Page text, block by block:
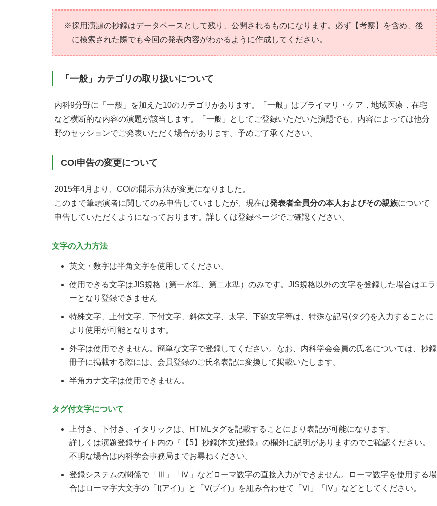
※採用演題の抄録はデータベースとして残り、公開されるものになります。必ず【考察】を含め、後
に検索された際でも今回の発表内容がわかるように作成してください。
「一般」カテゴリの取り扱いについて
内科9分野に「一般」を加えた10のカテゴリがあります。「一般」はプライマリ・ケア，地域医療，在宅
など横断的な内容の演題が該当します。「一般」としてご登録いただいた演題でも、内容によっては他分
野のセッションでご発表いただく場合があります。予めご了承ください。
COI申告の変更について
2015年4月より、COIの開示方法が変更になりました。
このまで筆頭演者に関してのみ申告していましたが、現在は発表者全員分の本人およびその親族について
申告していただくようになっております。詳しくは登録ページでご確認ください。
文字の入力方法
英文・数字は半角文字を使用してください。
使用できる文字はJIS規格（第一水準、第二水準）のみです。JIS規格以外の文字を登録した場合はエラ
ーとなり登録できません
特殊文字、上付文字、下付文字、斜体文字、太字、下線文字等は、特殊な記号(タグ)を入力することに
より使用が可能となります。
外字は使用できません。簡単な文字で登録してください。なお、内科学会会員の氏名については、抄録
冊子に掲載する際には、会員登録のご氏名表記に変換して掲載いたします。
半角カナ文字は使用できません。
タグ付文字について
上付き、下付き、イタリックは、HTMLタグを記載することにより表記が可能になります。
詳しくは演題登録サイト内の『【5】抄録(本文)登録』の欄外に説明がありますのでご確認ください。
不明な場合は内科学会事務局までお尋ねください。
登録システムの関係で「Ⅲ」「Ⅳ」などローマ数字の直接入力ができません。ローマ数字を使用する場
合はローマ字大文字の「I(アイ)」と「V(ブイ)」を組み合わせて「VI」「IV」などとしてください。